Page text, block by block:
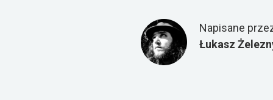
pozycji 50, mam poznanie
Działanie i skupienie podczas
po to, by rozmawiać o tagu
Napisane
Łukasz